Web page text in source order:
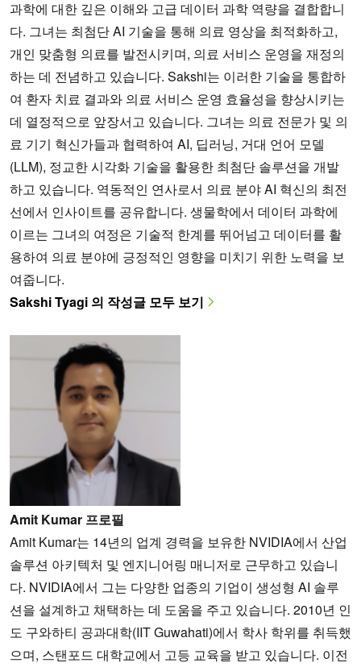
과학에 대한 깊은 이해와 고급 데이터 과학 역량을 결합합니
다. 그녀는 최첨단 AI 기술을 통해 의료 영상을 최적화하고,
개인 맞춤형 의료를 발전시키며, 의료 서비스 운영을 재정의
하는 데 전념하고 있습니다. Sakshi는 이러한 기술을 통합하
여 환자 치료 결과와 의료 서비스 운영 효율성을 향상시키는
데 열정적으로 앞장서고 있습니다. 그녀는 의료 전문가 및 의
료 기기 혁신가들과 협력하여 AI, 딥러닝, 거대 언어 모델
(LLM), 정교한 시각화 기술을 활용한 최첨단 솔루션을 개발
하고 있습니다. 역동적인 연사로서 의료 분야 AI 혁신의 최전
선에서 인사이트를 공유합니다. 생물학에서 데이터 과학에
이르는 그녀의 여정은 기술적 한계를 뛰어넘고 데이터를 활
용하여 의료 분야에 긍정적인 영향을 미치기 위한 노력을 보
여줍니다.
Sakshi Tyagi 의 작성글 모두 보기
Amit Kumar 프로필
Amit Kumar는 14년의 업계 경력을 보유한 NVIDIA에서 산업
솔루션 아키텍처 및 엔지니어링 매니저로 근무하고 있습니
다. NVIDIA에서 그는 다양한 업종의 기업이 생성형 AI 솔루
션을 설계하고 채택하는 데 도움을 주고 있습니다. 2010년 인
도 구와하티 공과대학(IIT Guwahati)에서 학사 학위를 취득했
으며, 스탠포드 대학교에서 고등 교육을 받고 있습니다. 이전